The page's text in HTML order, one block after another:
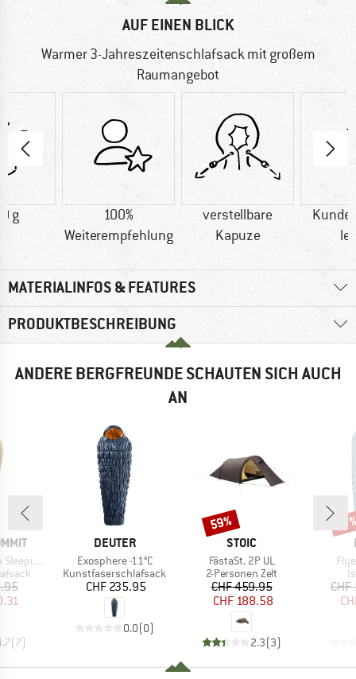
AUF EINEN BLICK
Warmer 3-Jahreszeitenschlafsack mit großem
Raumangebot
g
100%
Weiterempfehlung
verstellbare
Kapuze
MATERIALINFOS & FEATURES
PRODUKTBESCHREIBUNG
ANDERE BERGFREUNDE SCHAUTEN SICH AUCH
AN
Bag
Preis
(7)
MARKE
DEUTER
Artikel
Exosphere -11°C
Produktgruppe
Kunstfaserschlafsack
Preis
CHF 235.95
0.0(0)
MARKE
STOIC
Artikel
FästaSt. 2P UL
Produktgruppe
2-Personen Zelt
Preis
CHF 459.95reduzierter Preis
CHF 188.58
2.3(3)
Rabatt
59%